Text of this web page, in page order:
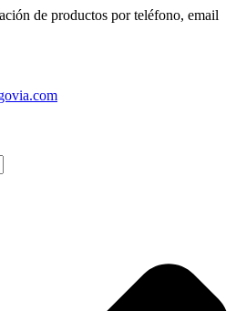
de productos por teléfono, email